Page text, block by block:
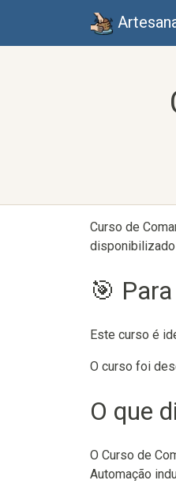
Curso de
disponibilizado
🎯
Este curso é
O curso foi
O que
O Curso de
Automação